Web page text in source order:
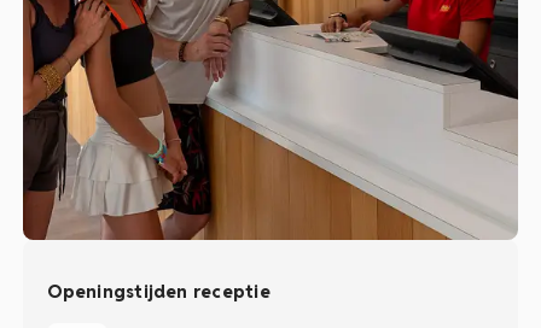
Openingstijden receptie